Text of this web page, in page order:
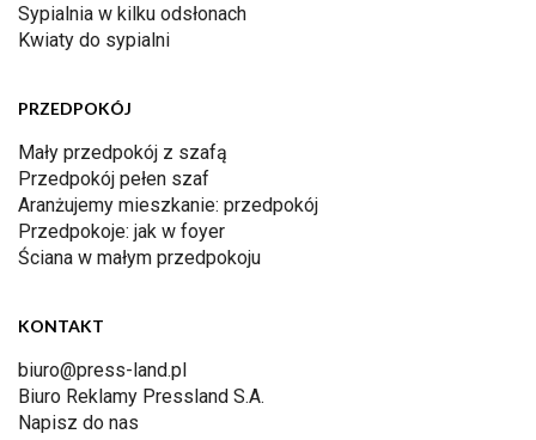
Sypialnia w kilku odsłonach
Kwiaty do sypialni
PRZEDPOKÓJ
Mały przedpokój z szafą
Przedpokój pełen szaf
Aranżujemy mieszkanie: przedpokój
Przedpokoje: jak w foyer
Ściana w małym przedpokoju
KONTAKT
biuro@press-land.pl
Biuro Reklamy Pressland S.A.
Napisz do nas